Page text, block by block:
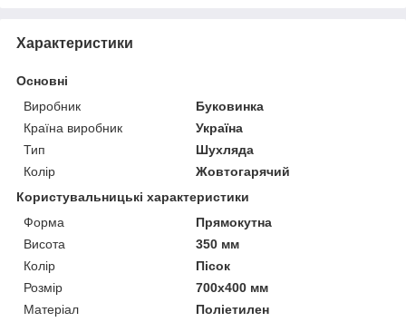
Характеристики
Основні
Виробник
Буковинка
Країна виробник
Україна
Тип
Шухляда
Колір
Жовтогарячий
Користувальницькі характеристики
Форма
Прямокутна
Висота
350 мм
Колір
Пісок
Розмір
700х400 мм
Матеріал
Поліетилен